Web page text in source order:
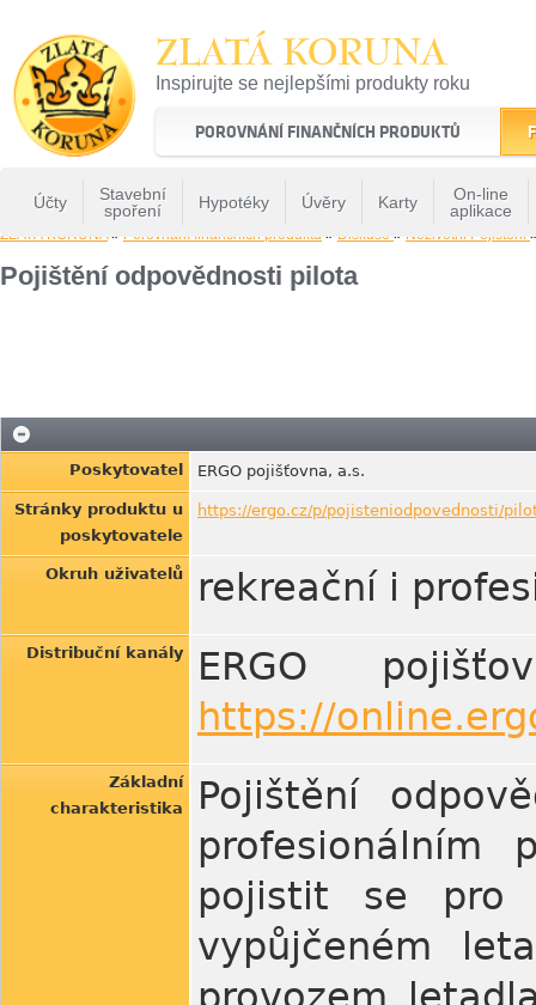
ZLATÁ KORUNA
Inspirujte se nejlepšími produkty roku
22 let tradice a kvality na finančním trhu
POROVNÁNÍ FINANČNÍCH PRODUKTŮ
Účty
Stavební
spoření
Hypotéky Úvěry Karty
On-line
aplikace
ZLATÁ KORUNA» Porovnání finančních produktů » Diskuse » Nezivotni Pojisteni
Pojištění odpovědnosti pilota
Poskytovatel ERGO pojišťovna, a.s.
Stránky produktu u
poskytovatele
https://ergo.cz/p/pojisteniodpovednosti/
Okruh uživatelů rekreační i
Distribuční kanály
ERGO
https://
Základní
charakteristika
Pojištění
profesionálním
pojistit se pro
vypůjčeném